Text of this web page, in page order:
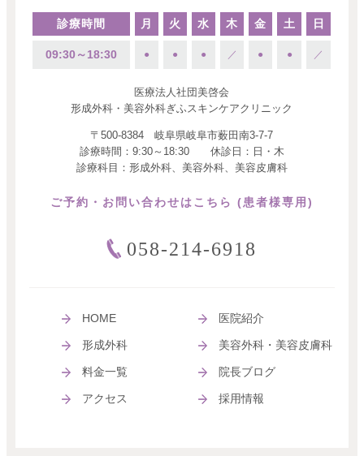
診療時間 月 火 水 木 金 土 日
09:30～18:30 ● ● ● ／ ● ● ／
医療法人社団美啓会
形成外科・美容外科ぎふスキンケアクリニック
〒500-8384 岐阜県岐阜市薮田南3-7-7
診療時間：9:30～18:30 休診日：日・木
診療科目：形成外科、美容外科、美容皮膚科
ご予約・お問い合わせはこちら (患者様専用)
058-214-6918
HOME 医院紹介
形成外科 美容外科・美容皮膚科
料金一覧 院長ブログ
アクセス 採用情報